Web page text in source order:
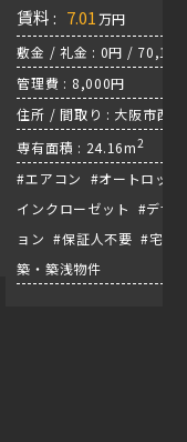
賃料 : 7.01 万円
敷金 / 礼金 : 0円 /
管理費 : 8,000円
住所 / 間取り : 大阪市西
千日前線『心斎橋駅』
専有面積 : 24.16m2
#エアコン #オートロッ
インクローゼット #デザ
ョン #保証人不要 #宅配
築・築浅物件